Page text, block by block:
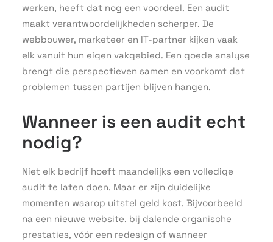
werken, heeft dat nog een voordeel. Een audit
maakt verantwoordelijkheden scherper. De
webbouwer, marketeer en IT-partner kijken vaak
elk vanuit hun eigen vakgebied. Een goede analyse
brengt die perspectieven samen en voorkomt dat
problemen tussen partijen blijven hangen.
Wanneer is een audit echt
nodig?
Niet elk bedrijf hoeft maandelijks een volledige
audit te laten doen. Maar er zijn duidelijke
momenten waarop uitstel geld kost. Bijvoorbeeld
na een nieuwe website, bij dalende organische
prestaties, vóór een redesign of wanneer